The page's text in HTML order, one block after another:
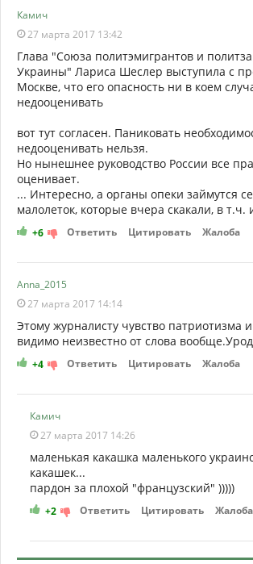
Камич
27 марта 2017 13:42
Глава "Союза политэмигрантов и
Украины" Лариса Шеслер выступила с
Москве, что его опасность ни в коем
недооценивать
вот тут согласен. Паниковать
недооценивать нельзя.
Но нынешнее руководство России все
оценивает.
... Интересно, а органы опеки займутся
малолеток, которые вчера скакали, в т.ч.
+6 Ответить Цитировать Жалоба
Anna_2015
27 марта 2017 14:14
Этому журналисту чувство патриотизма
видимо неизвестно от слова
+4 Ответить Цитировать Жалоба
Камич
27 марта 2017 14:26
маленькая какашка маленького
какашек...
пардон за плохой "французский" )))))
+2 Ответить Цитировать Жалоба